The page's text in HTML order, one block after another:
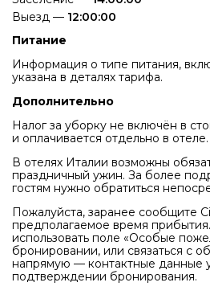
Выезд — 12:00:00
Питание
Информация о типе питания,
указана в деталях тарифа.
Дополнительно
Налог за уборку не включён в
и оплачивается отдельно в отеле.
В отелях Италии возможны
праздничный ужин. За более
гостям нужно обратиться
Пожалуйста, заранее сообщите
предполагаемое время
использовать поле «Особые
бронировании, или связаться с
напрямую — контактные данные
подтверждении бронирования.